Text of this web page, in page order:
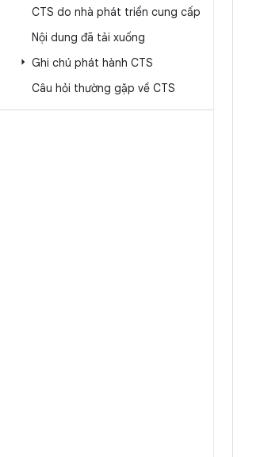
CTS do nhà phát triển cung cấp
Nội dung đã tải xuống
Ghi chú phát hành CTS
Câu hỏi thường gặp về CTS